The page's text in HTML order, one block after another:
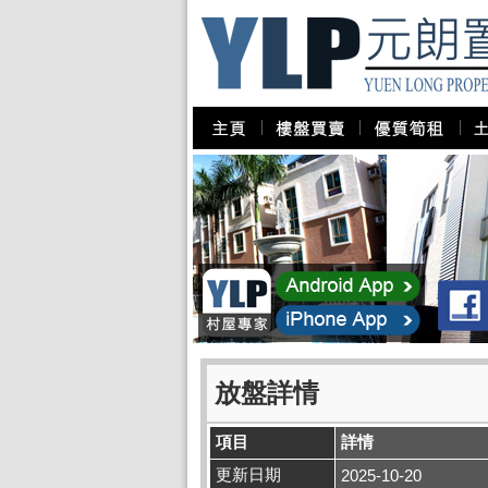
放盤詳情
項目
詳情
更新日期
2025-10-20